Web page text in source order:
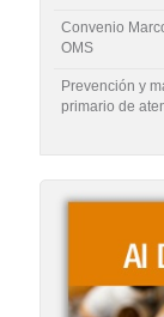
Convenio
OMS
Prevención y
primario de